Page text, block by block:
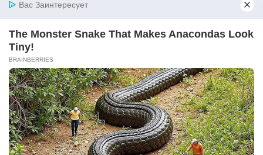
«Знаешь, Анюта, когда ты принесла его в тот
дождливый вечер… Может быть, это было не
случайностью. Может быть, именно тогда
Миша стал нашим сыном. Не важно, как он
появился в нашем доме. Важно то, что он
вырос хорошим человеком, потому что рос в
нашей семье, с нашей любовью.»